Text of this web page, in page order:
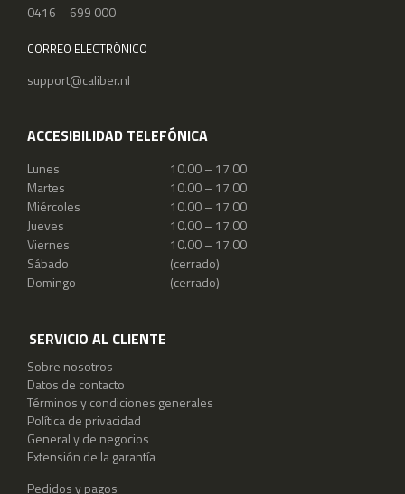
0416 – 699 000
CORREO ELECTRÓNICO
support@caliber.nl
ACCESIBILIDAD TELEFÓNICA
Lunes
10.00 – 17.00
Martes
10.00 – 17.00
Miércoles
10.00 – 17.00
Jueves
10.00 – 17.00
Viernes
10.00 – 17.00
Sábado
(cerrado)
Domingo
(cerrado)
SERVICIO AL CLIENTE
Sobre nosotros
Datos de contacto
Términos y condiciones generales
Política de privacidad
General y de negocios
Extensión de la garantía
Pedidos y pagos